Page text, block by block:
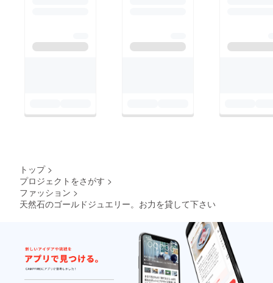
トップ >
プロジェクトをさがす >
ファッション >
天然石のゴールドジュエリー。お力を貸して下さい